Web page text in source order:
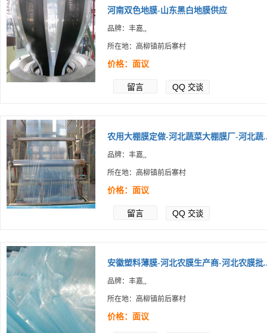
河南双色地膜-山东黑白地膜供应
品牌：丰嘉,,
所在地：高柳镇前后寨村
价格：面议
留言 QQ 交谈
农用大棚膜定做-河北蔬菜大棚膜厂-河北蔬
品牌：丰嘉,,
所在地：高柳镇前后寨村
价格：面议
留言 QQ 交谈
安徽塑料薄膜-河北农膜生产商-河北农膜批
品牌：丰嘉,,
所在地：高柳镇前后寨村
价格：面议